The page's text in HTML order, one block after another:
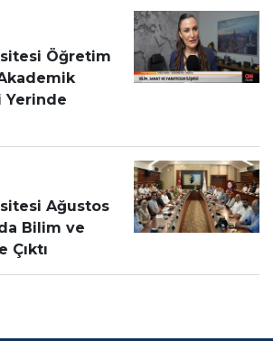
Öğretim
Yerinde
Ağustos
Bilim ve
Çıktı